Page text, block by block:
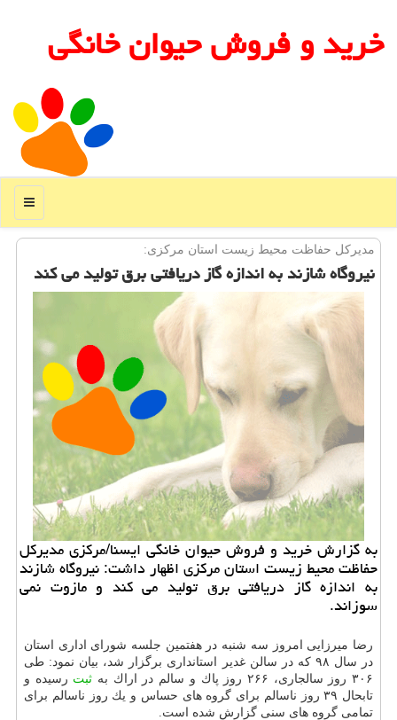
خرید و فروش حیوان خانگی
منو
مدیركل حفاظت محیط زیست استان مركزی:
نیروگاه شازند به اندازه گاز دریافتی برق تولید می كند
به گزارش خرید و فروش حیوان خانگی ایسنا/مركزی مدیركل
حفاظت محیط زیست استان مركزی اظهار داشت: نیروگاه شازند
به اندازه گاز دریافتی برق تولید می كند و مازوت نمی
سوزاند.
رضا میرزایی امروز سه شنبه در هفتمین جلسه شورای اداری استان
در سال ۹۸ كه در سالن غدیر استانداری برگزار شد، بیان نمود: طی
۳۰۶ روز سالجاری، ۲۶۶ روز پاك و سالم در اراك به
ثبت رسیده و
تابحال ۳۹ روز ناسالم برای گروه های حساس و یك روز ناسالم برای
تمامی گروه های سنی گزارش شده است.